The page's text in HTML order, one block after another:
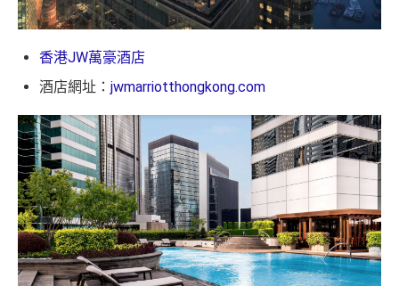
香港JW萬豪酒店
酒店網址： jwmarriotthongkong.com